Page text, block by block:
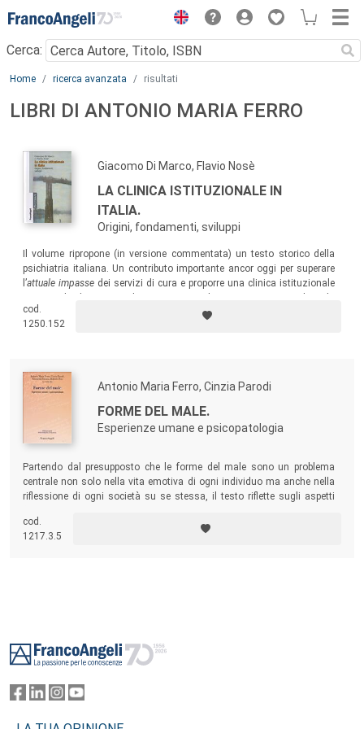
Menu
Cerca:
Main content
Home ricerca avanzata risultati
LIBRI DI ANTONIO MARIA FERRO
Giacomo Di Marco, Flavio Nosè
LA CLINICA ISTITUZIONALE IN
ITALIA.
Origini, fondamenti, sviluppi
Il volume ripropone (in versione commentata) un testo storico della
psichiatria italiana. Un contributo importante ancor oggi per superare
l’attuale impasse dei servizi di cura e proporre una clinica istituzionale
terapeuticità.
cod.
1250.152
Antonio Maria Ferro, Cinzia Parodi
FORME DEL MALE.
Esperienze umane e psicopatologia
Partendo dal presupposto che le forme del male sono un problema
centrale non solo nella vita emotiva di ogni individuo ma anche nella
riflessione di ogni società su se stessa, il testo riflette sugli aspetti
psicoanalitica, sociologica e psichiatrica si integrano offrendo una
lettura molteplice del “male”, o meglio delle forme dei “mali”.
cod.
1217.3.5